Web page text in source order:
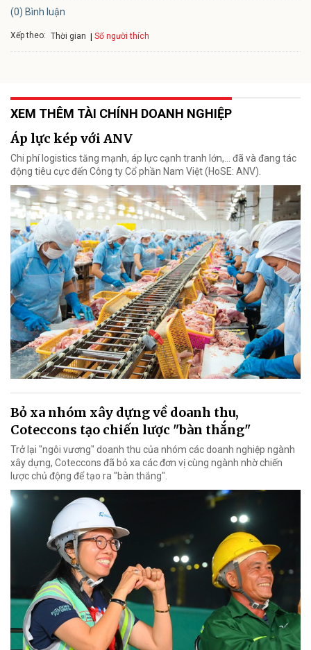
(0) Bình luận
Xếp theo: Thời gian Số người thích
XEM THÊM TÀI CHÍNH DOANH NGHIỆP
Áp lực kép với ANV
Chi phí logistics tăng mạnh, áp lực cạnh tranh lớn,... đã và đang tác
động tiêu cực đến Công ty Cổ phần Nam Việt (HoSE: ANV).
Bỏ xa nhóm xây dựng về doanh thu,
Coteccons tạo chiến lược "bàn thắng"
Trở lại "ngôi vương" doanh thu của nhóm các doanh nghiệp ngành
xây dựng, Coteccons đã bỏ xa các đơn vị cùng ngành nhờ chiến
lược chủ động để tạo ra "bàn thắng".